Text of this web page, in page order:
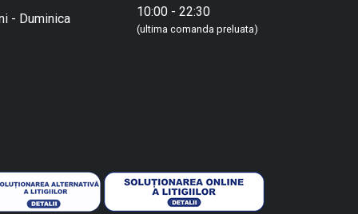
- Duminica 10:00 - 22:30
(ultima comanda preluata)